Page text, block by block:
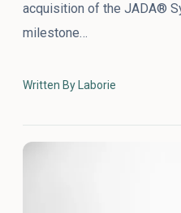
acquisition of the JADA®
milestone…
Written By Laborie